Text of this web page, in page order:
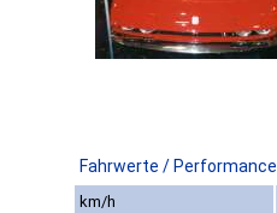
Fahrwerte / Performance
km/h